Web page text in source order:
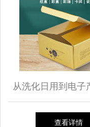
从洗化日用到电子
外包装盒的跨领域
查看详情